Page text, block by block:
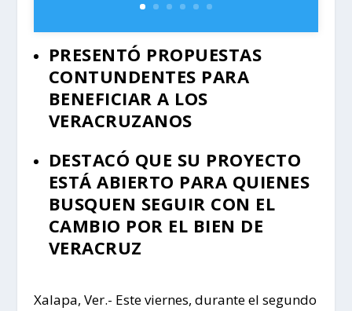
PRESENTÓ PROPUESTAS
CONTUNDENTES PARA
BENEFICIAR A LOS
VERACRUZANOS
DESTACÓ QUE SU PROYECTO
ESTÁ ABIERTO PARA QUIENES
BUSQUEN SEGUIR CON EL
CAMBIO POR EL BIEN DE
VERACRUZ
Xalapa, Ver.- Este viernes, durante el segundo